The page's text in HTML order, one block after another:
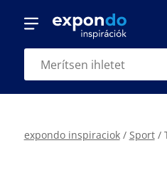
expondo inspiraciok/ Sport/